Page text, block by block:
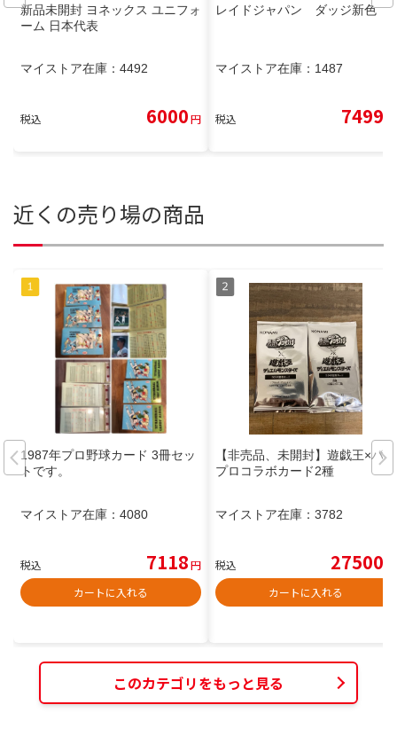
新品未開封 ヨネックス ユニフォ
ーム 日本代表
マイストア在庫： 4492
税込 6000円
レイドジャパン ダッジ新色
マイストア在庫： 1487
税込 7499
近くの売り場の商品
1987年プロ野球カード 3冊セッ
トです。
マイストア在庫： 4080
税込 7118円
カートに入れる
【非売品、未開封】遊戯王×パワ
プロコラボカード2種
マイストア在庫： 3782
税込 27500
カートに入れる
このカテゴリをもっと見る